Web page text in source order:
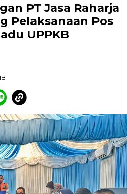
PT Jasa Raharja
Pelaksanaan Pos
UPPKB